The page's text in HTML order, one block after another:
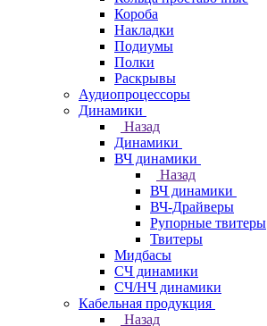
Короба
Накладки
Подиумы
Полки
Раскрывы
Аудиопроцессоры
Динамики
Назад
Динамики
ВЧ динамики
Назад
ВЧ динамики
ВЧ-Драйверы
Рупорные твитеры
Твитеры
Мидбасы
СЧ динамики
СЧ/НЧ динамики
Кабельная продукция
Назад